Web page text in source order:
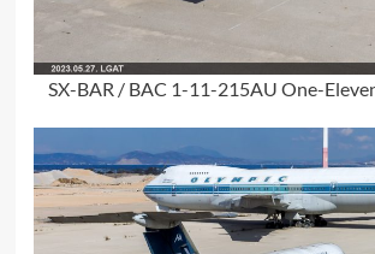
SX-BAR / BAC 1-11-215AU One-